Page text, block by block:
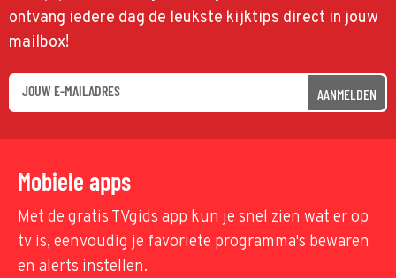
ontvang iedere dag de leukste kijktips direct in jouw
mailbox!
AANMELDEN
Mobiele apps
Met de gratis TVgids app kun je snel zien wat er op
tv is, eenvoudig je favoriete programma's bewaren
en alerts instellen.